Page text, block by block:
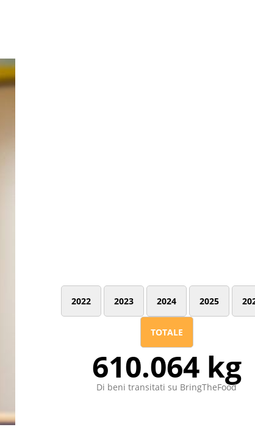
2022 2023 2024 2025
TOTALE
610.064 kg
Di beni transitati su BringTheFood